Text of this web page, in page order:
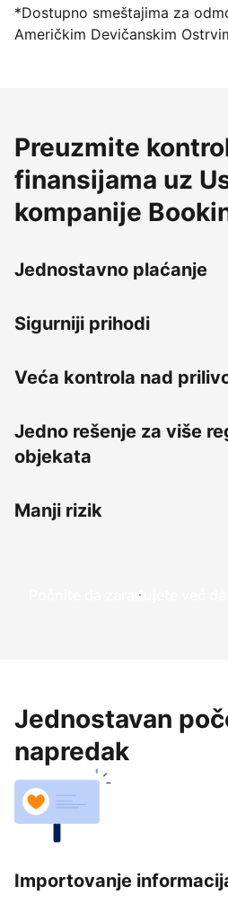
*Dostupno smeštajima za
Američkim Devičanskim
Preuzmite
finansijama uz
kompanije
Jednostavno plaćanje
Sigurniji prihodi
Veća kontrola nad
Jedno rešenje za više
objekata
Manji rizik
Počnite da zarađujete već
Jednostavan
napredak
Importovanje